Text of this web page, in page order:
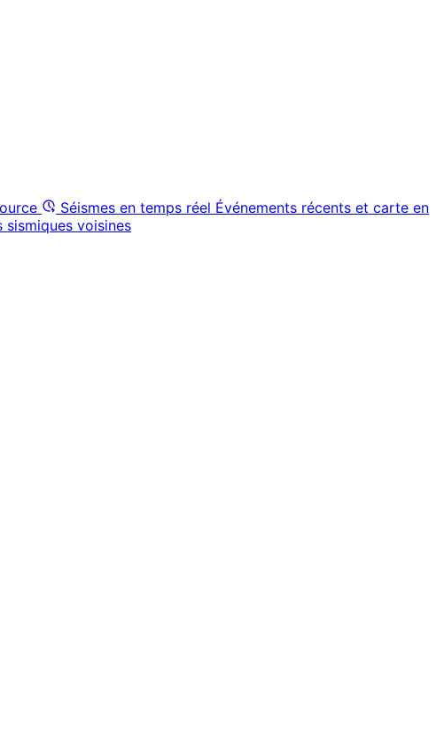
Séismes en temps réel Événements récents et carte en
sismiques voisines